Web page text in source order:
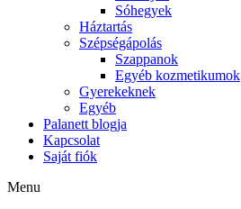
Sóhegyek
Háztartás
Szépségápolás
Szappanok
Egyéb kozmetikumok
Gyerekeknek
Egyéb
Palanett blogja
Kapcsolat
Saját fiók
Menu